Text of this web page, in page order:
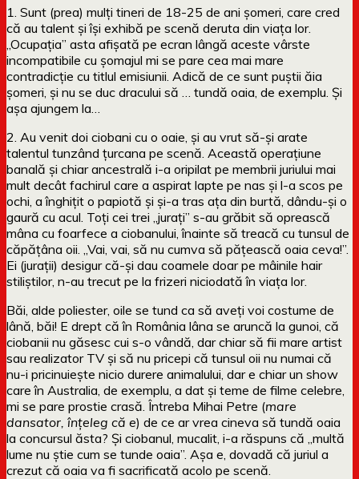
1. Sunt (prea) mulți tineri de 18-25 de ani șomeri, care cred
că au talent și își exhibă pe scenă deruta din viața lor.
„Ocupația” asta afișată pe ecran lângă aceste vârste
incompatibile cu șomajul mi se pare cea mai mare
contradicție cu titlul emisiunii. Adică de ce sunt puștii ăia
șomeri, și nu se duc dracului să … tundă oaia, de exemplu. Și
așa ajungem la…
2. Au venit doi ciobani cu o oaie, și au vrut să-și arate
talentul tunzând țurcana pe scenă. Această operațiune
banală și chiar ancestrală i-a oripilat pe membrii juriului mai
mult decât fachirul care a aspirat lapte pe nas și l-a scos pe
ochi, a înghițit o papiotă și și-a tras ața din burtă, dându-și o
gaură cu acul. Toți cei trei „jurați” s-au grăbit să oprească
mâna cu foarfece a ciobanului, înainte să treacă cu tunsul de
căpățâna oii. „Vai, vai, să nu cumva să pățească oaia ceva!”.
Ei (jurații) desigur că-și dau coamele doar pe mâinile hair
stiliștilor, n-au trecut pe la frizeri niciodată în viața lor.
Băi, alde poliester, oile se tund ca să aveți voi costume de
lână, băi! E drept că în România lâna se aruncă la gunoi, că
ciobanii nu găsesc cui s-o vândă, dar chiar să fii mare artist
sau realizator TV și să nu pricepi că tunsul oii nu numai că
nu-i pricinuiește nicio durere animalului, dar e chiar un show
care în Australia, de exemplu, a dat și teme de filme celebre,
mi se pare prostie crasă. Întreba Mihai Petre (mare
dansator, înțeleg că e) de ce ar vrea cineva să tundă oaia
la concursul ăsta? Și ciobanul, mucalit, i-a răspuns că „multă
lume nu știe cum se tunde oaia”. Așa e, dovadă că juriul a
crezut că oaia va fi sacrificată acolo pe scenă.